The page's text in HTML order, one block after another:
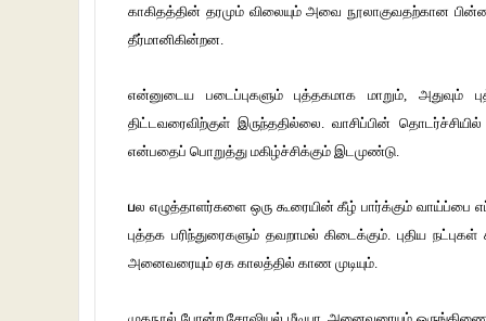
காகிதத்தின் தரமும் விலையும் அவை நூலாகுவதற்கான
தீர்மானிகின்றன.
என்னுடைய படைப்புகளும் புத்தகமாக மாறும், அதுவும்
திட்டவரைவிற்குள் இருந்ததில்லை. வாசிப்பின்
என்பதைப் பொறுத்து மகிழ்ச்சிக்கும் இடமுண்டு.
பல எழுத்தாளர்களை ஒரு கூரையின் கீழ் பார்க்கும் வாய்ப்பை
புத்தக பரிந்துரைகளும் தவறாமல் கிடைக்கும். புதிய
அனைவரையும் ஏக காலத்தில் காண முடியும்.